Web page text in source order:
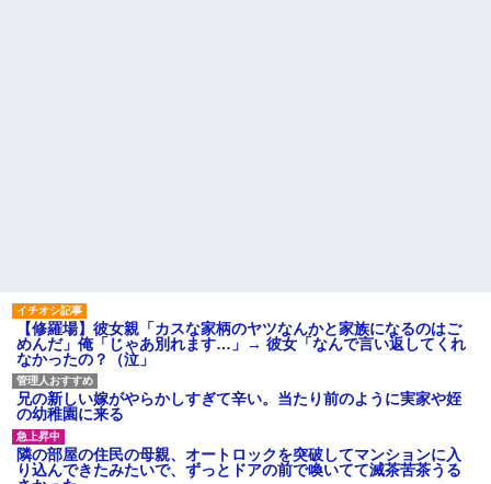
【修羅場】彼女親「カスな家柄のヤツなんかと家族になるのはご
めんだ」俺「じゃあ別れます…」→ 彼女「なんで言い返してくれ
なかったの？（泣」
兄の新しい嫁がやらかしすぎて辛い。当たり前のように実家や姪
の幼稚園に来る
隣の部屋の住民の母親、オートロックを突破してマンションに入
り込んできたみたいで、ずっとドアの前で喚いてて滅茶苦茶うる